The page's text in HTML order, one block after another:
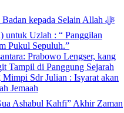
Isyarat Dilarang Menundukkan Badan kepada Selain Allah ﷻ
untuk Uzlah : “ Panggilan
Pukul Sepuluh.”
Prabowo Lengser, kang
Tampil di Panggung Sejarah
Sdr Julian : Isyarat akan
Jemaah